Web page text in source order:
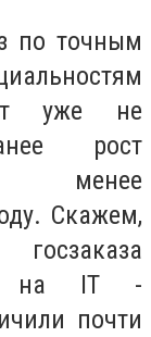
по точным
уже не
рост
менее
Скажем,
на IT -
почти